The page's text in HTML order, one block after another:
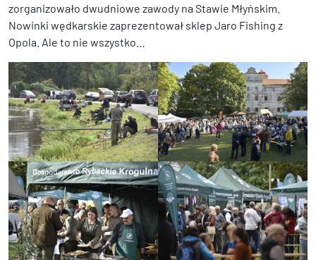
zorganizowało dwudniowe zawody na Stawie Młyńskim.
Nowinki wędkarskie zaprezentował sklep Jaro Fishing z
Opola. Ale to nie wszystko…